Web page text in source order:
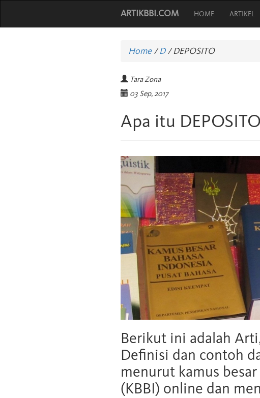
ARTIKBBI.COM HOME ARTIKEL
Home/D /DEPOSITO
Tara Zona
03 Sep, 2017
Apa itu
Berikut ini adalah
Definisi dan contoh
menurut kamus
(KBBI) online dan